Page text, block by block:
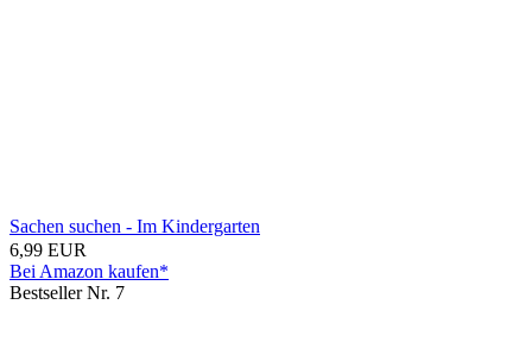
Sachen suchen - Im Kindergarten
6,99 EUR
Bei Amazon kaufen*
Bestseller Nr. 7